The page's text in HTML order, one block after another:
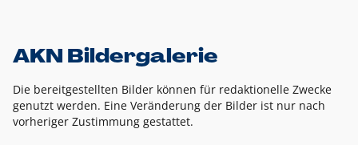
AKN Bildergalerie
Die bereitgestellten Bilder können für redaktionelle Zwecke
genutzt werden. Eine Veränderung der Bilder ist nur nach
vorheriger Zustimmung gestattet.